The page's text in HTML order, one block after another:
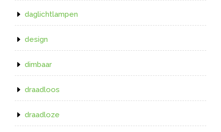
daglichtlampen
design
dimbaar
draadloos
draadloze